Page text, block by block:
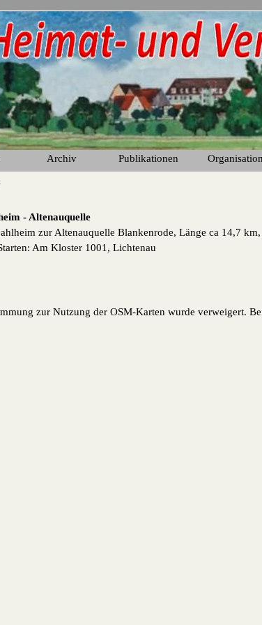
▼
Archiv ▼
Publikationen ▼
Organisation
- Altenauquelle
zur Altenauquelle Blankenrode, Länge ca 14,7
Am Kloster 1001, Lichtenau
zur Nutzung der OSM-Karten wurde verweigert.